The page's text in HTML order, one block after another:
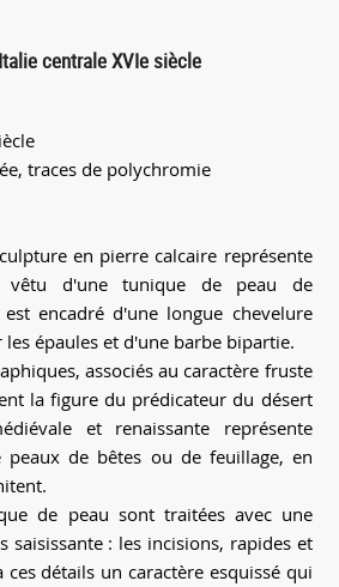
centrale XVIe siècle
traces de polychromie
en pierre calcaire représente
vêtu d'une tunique de peau de
encadré d'une longue chevelure
épaules et d'une barbe bipartie.
associés au caractère fruste
la figure du prédicateur du désert
et renaissante représente
de bêtes ou de feuillage, en
de peau sont traitées avec une
saisissante : les incisions, rapides et
détails un caractère esquissé qui